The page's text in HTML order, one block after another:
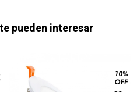
pueden interesar